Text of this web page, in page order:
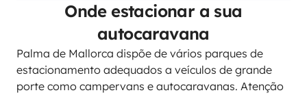
Onde estacionar a sua
autocaravana
Palma de Mallorca dispõe de vários parques de
estacionamento adequados a veículos de grande
porte como campervans e autocaravanas. Atenção